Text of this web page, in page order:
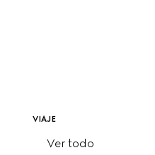
viaje
Ver todo